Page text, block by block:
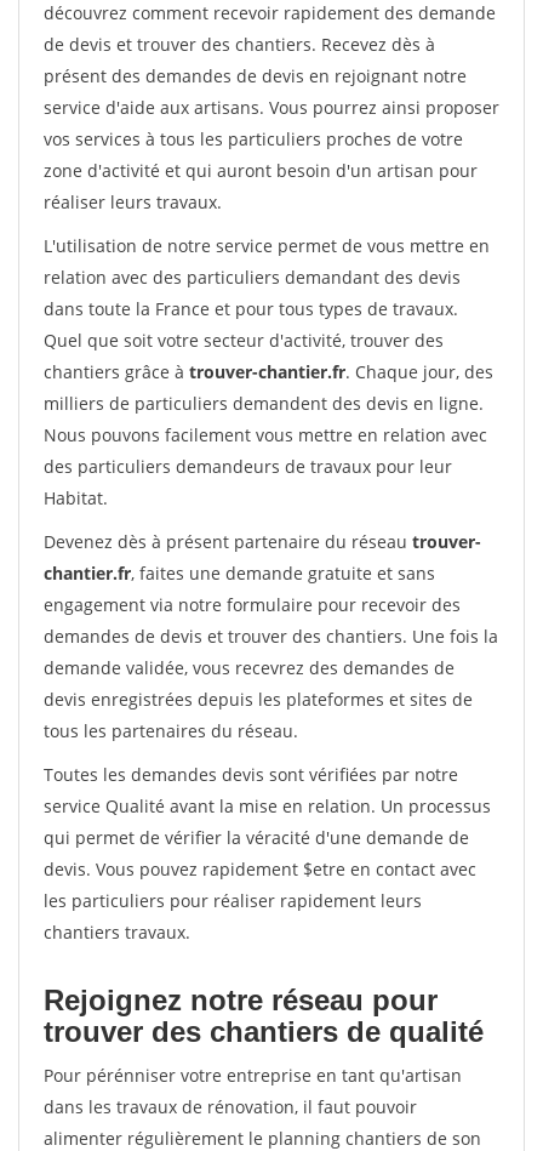
découvrez comment recevoir rapidement des demande
de devis et trouver des chantiers. Recevez dès à
présent des demandes de devis en rejoignant notre
service d'aide aux artisans. Vous pourrez ainsi proposer
vos services à tous les particuliers proches de votre
zone d'activité et qui auront besoin d'un artisan pour
réaliser leurs travaux.
L'utilisation de notre service permet de vous mettre en
relation avec des particuliers demandant des devis
dans toute la France et pour tous types de travaux.
Quel que soit votre secteur d'activité, trouver des
chantiers grâce à trouver-chantier.fr. Chaque jour, des
milliers de particuliers demandent des devis en ligne.
Nous pouvons facilement vous mettre en relation avec
des particuliers demandeurs de travaux pour leur
Habitat.
Devenez dès à présent partenaire du réseau trouver-
chantier.fr, faites une demande gratuite et sans
engagement via notre formulaire pour recevoir des
demandes de devis et trouver des chantiers. Une fois la
demande validée, vous recevrez des demandes de
devis enregistrées depuis les plateformes et sites de
tous les partenaires du réseau.
Toutes les demandes devis sont vérifiées par notre
service Qualité avant la mise en relation. Un processus
qui permet de vérifier la véracité d'une demande de
devis. Vous pouvez rapidement $etre en contact avec
les particuliers pour réaliser rapidement leurs
chantiers travaux.
Rejoignez notre réseau pour
trouver des chantiers de qualité
Pour pérénniser votre entreprise en tant qu'artisan
dans les travaux de rénovation, il faut pouvoir
alimenter régulièrement le planning chantiers de son